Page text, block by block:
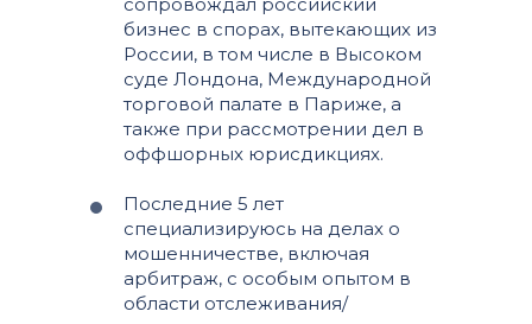
бизнес в спорах, вытекающих из
России, в том числе в Высоком
суде Лондона, Международной
торговой палате в Париже, а
также при рассмотрении дел в
оффшорных юрисдикциях.
Последние 5 лет
специализируюсь на делах о
мошенничестве, включая
арбитраж, с особым опытом в
области отслеживания/